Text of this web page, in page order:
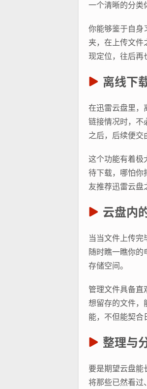
一个清晰的分类
你能够鉴于自身
夹，在上传文件
现定位，往后再
离线下
在迅雷云盘里，
链接情况时，不
之后，后续便交
这个功能有着极
待下载，哪怕你
友推荐迅雷云盘
云盘内
当当文件上传完
随时瞧一瞧你
存储空间。
管理文件具备直
想留存的文件，
能，不但能契合
整理与
要是期望云盘能
将那些已然看过